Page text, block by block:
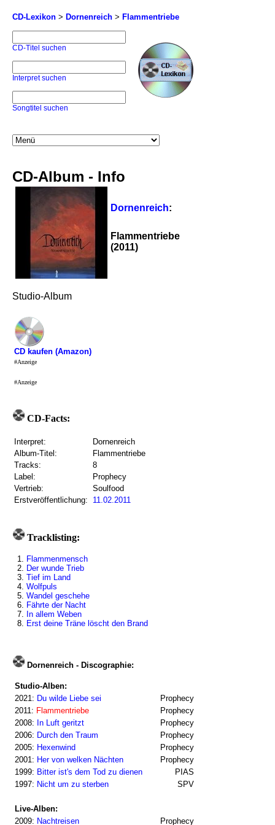
CD-Lexikon > Dornenreich > Flammentriebe
CD-Titel suchen
Interpret suchen
Songtitel suchen
CD-Album - Info
Dornenreich:
Flammentriebe
(2011)
Studio-Album
CD kaufen (Amazon)
#Anzeige
#Anzeige
CD-Facts:
Interpret:
Dornenreich
Album-Titel:
Flammentriebe
Tracks:
8
Label:
Prophecy
Vertrieb:
Soulfood
Erstveröffentlichung:
11.02.2011
Tracklisting:
1. Flammenmensch
2. Der wunde Trieb
3. Tief im Land
4. Wolfpuls
5. Wandel geschehe
6. Fährte der Nacht
7. In allem Weben
8. Erst deine Träne löscht den Brand
Dornenreich - Discographie:
Studio-Alben:
2021: Du wilde Liebe sei
Prophecy
2011: Flammentriebe
Prophecy
2008: In Luft geritzt
Prophecy
2006: Durch den Traum
Prophecy
2005: Hexenwind
Prophecy
2001: Her von welken Nächten
Prophecy
1999: Bitter ist's dem Tod zu dienen
PIAS
1997: Nicht um zu sterben SPV
Live-Alben:
2009: Nachtreisen Prophecy